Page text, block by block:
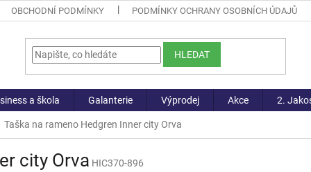
OBCHODNÍ PODMÍNKY PODMÍNKY OCHRANY OSOBNÍCH ÚDAJŮ
HLEDAT
a škola Galanterie Výprodej Akce 2.
Taška na rameno Hedgren Inner city Orva
city Orva HIC370-896